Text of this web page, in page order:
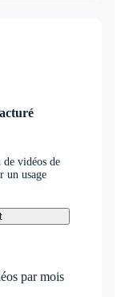
vidéos de
un usage
par mois